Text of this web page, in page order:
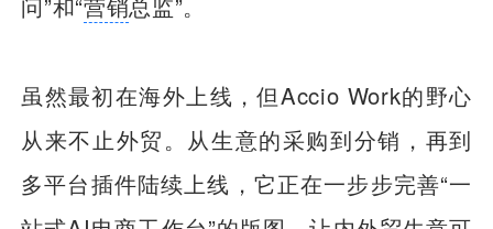
虽然最初在海外上线，但Accio Work的野心
从来不止外贸。从生意的采购到分销，再到
多平台插件陆续上线，它正在一步步完善“一